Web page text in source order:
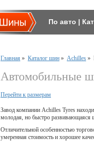
По авто |
Главная » Каталог шин » Achilles »
Автомобильные
Перейти к размерам
Завод компании Achilles Tyres
молодая, но быстро развивающаяся
Отличительной особенностью
умеренная стоимость и хорошее